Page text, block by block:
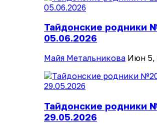
Тайдонские родники
05.06.2026
Майя Метальникова Июн 5,
Тайдонские родники
29.05.2026